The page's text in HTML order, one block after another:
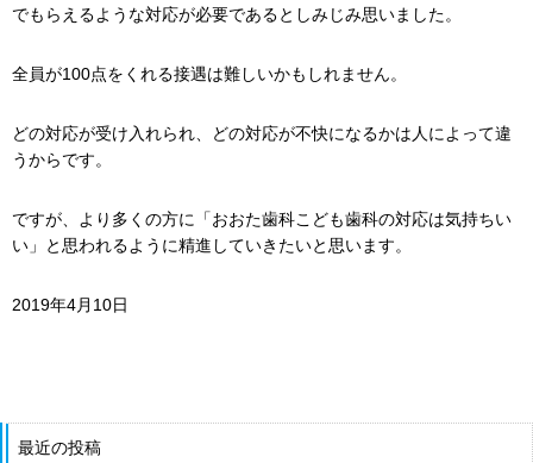
でもらえるような対応が必要であるとしみじみ思いました。
全員が100点をくれる接遇は難しいかもしれません。
どの対応が受け入れられ、どの対応が不快になるかは人によって違
うからです。
ですが、より多くの方に「おおた歯科こども歯科の対応は気持ちい
い」と思われるように精進していきたいと思います。
2019年4月10日
最近の投稿